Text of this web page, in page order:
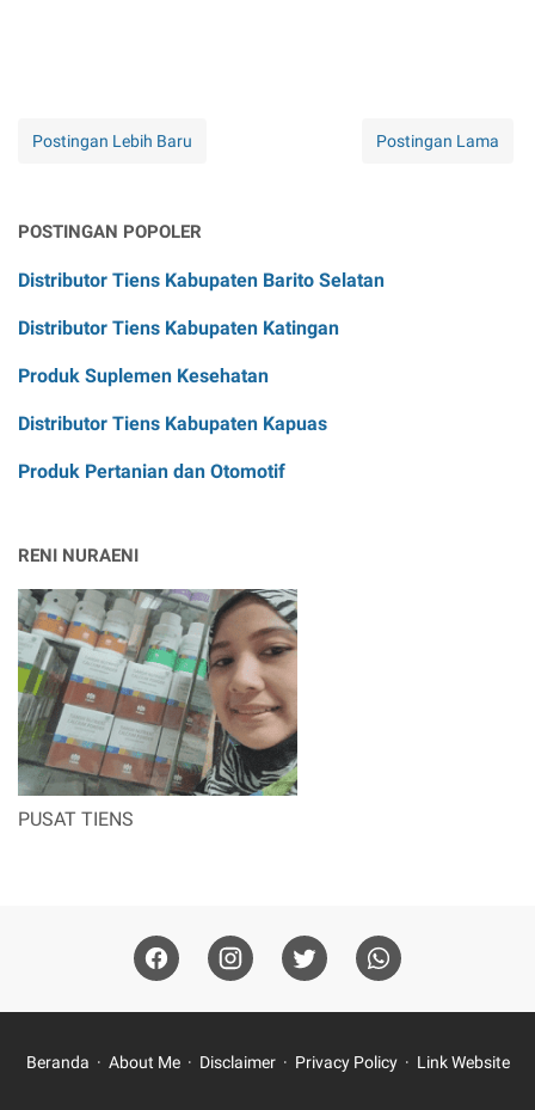
Postingan Lebih Baru Postingan Lama
POSTINGAN POPOLER
Distributor Tiens Kabupaten Barito Selatan
Distributor Tiens Kabupaten Katingan
Produk Suplemen Kesehatan
Distributor Tiens Kabupaten Kapuas
Produk Pertanian dan Otomotif
RENI NURAENI
PUSAT TIENS
Beranda About Me Disclaimer Privacy Policy Link Website